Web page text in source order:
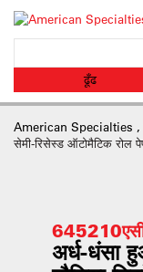
American Specialties ,
सेमी-रिसेस्ड ऑटोमैटिक रोल
अर्ध-धंसा